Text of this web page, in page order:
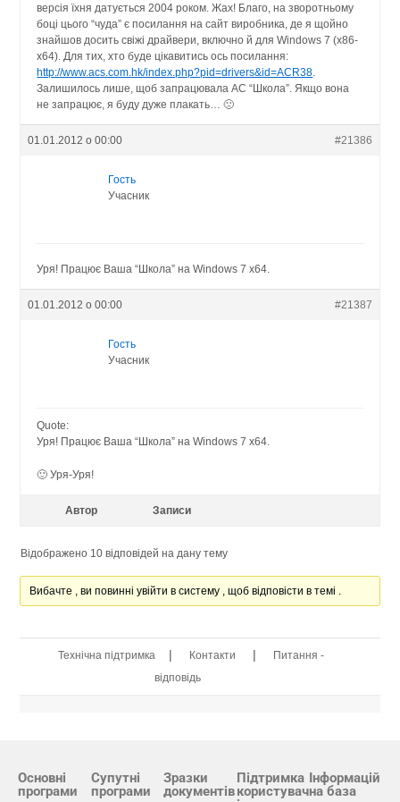
версія їхня датується 2004 роком. Жах! Благо, на зворотньому
боці цього “чуда” є посилання на сайт виробника, де я щойно
знайшов досить свіжі драйвери, включно й для Windows 7 (x86-
x64). Для тих, хто буде цікавитись ось посилання:
http://www.acs.com.hk/index.php?pid=drivers&id=ACR38
Залишилось лише, щоб запрацювала АС “Школа”. Якщо вона
не запрацює, я буду дуже плакать… 🙁
01.01.2012 о 00:00 #21386
Гость
Учасник
Уря! Працює Ваша “Школа” на Windows 7 x64.
01.01.2012 о 00:00 #21387
Гость
Учасник
Quote:
Уря! Працює Ваша “Школа” на Windows 7 x64.
🙂 Уря-Уря!
Автор Записи
Відображено 10 відповідей на дану тему
Вибачте , ви повинні увійти в систему , щоб відповісти в темі .
Технічна підтримка | Контакти |
Питання -
відповідь
Основні
програми
Супутні
програми
Зразки
документів
Підтримка
користувач
Інформацій
на база